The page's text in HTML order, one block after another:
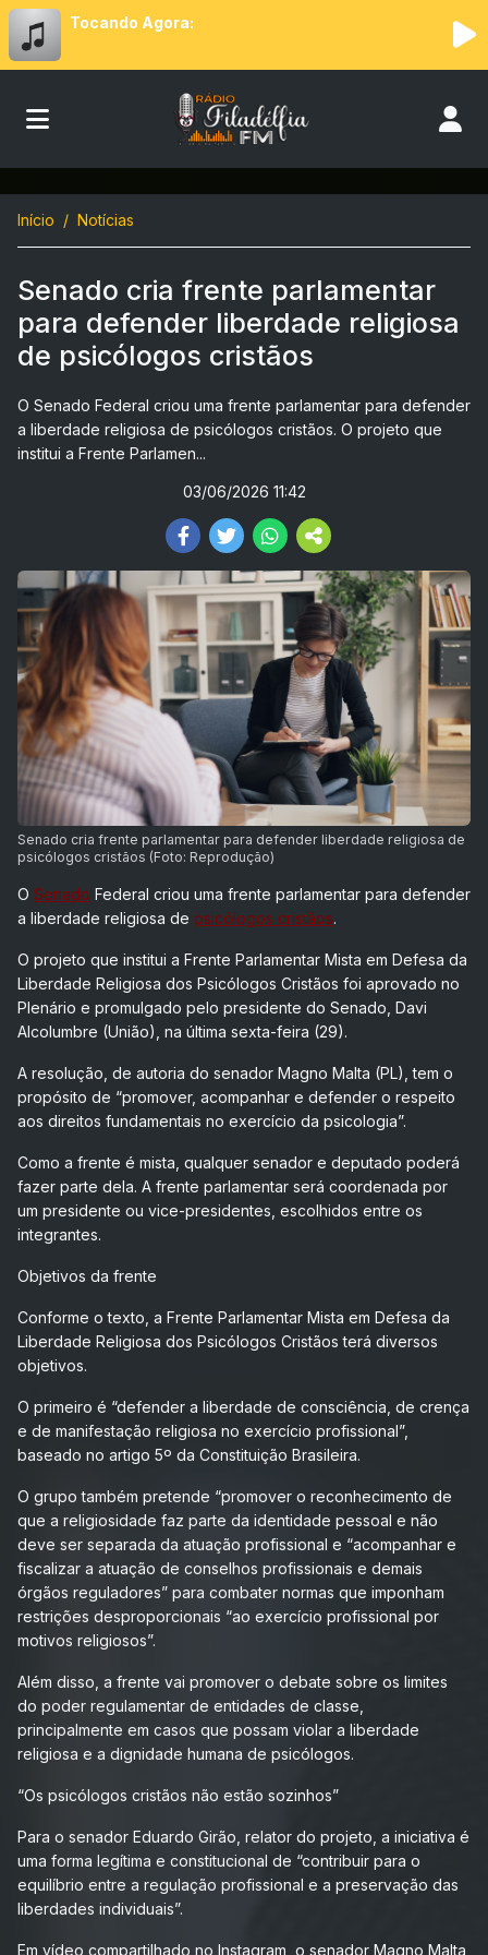
Tocando Agora:
Início Notícias
Senado cria frente parlamentar
para defender liberdade religiosa
de psicólogos cristãos
O Senado Federal criou uma frente parlamentar para defender
a liberdade religiosa de psicólogos cristãos. O projeto que
institui a Frente Parlamen...
03/06/2026 11:42
Senado cria frente parlamentar para defender liberdade religiosa de
psicólogos cristãos (Foto: Reprodução)
O Senado Federal criou uma frente parlamentar para defender
a liberdade religiosa de psicólogos cristãos.
O projeto que institui a Frente Parlamentar Mista em Defesa da
Liberdade Religiosa dos Psicólogos Cristãos foi aprovado no
Plenário e promulgado pelo presidente do Senado, Davi
Alcolumbre (União), na última sexta-feira (29).
A resolução, de autoria do senador Magno Malta (PL), tem o
propósito de “promover, acompanhar e defender o respeito
aos direitos fundamentais no exercício da psicologia”.
Como a frente é mista, qualquer senador e deputado poderá
fazer parte dela. A frente parlamentar será coordenada por
um presidente ou vice-presidentes, escolhidos entre os
integrantes.
Objetivos da frente
Conforme o texto, a Frente Parlamentar Mista em Defesa da
Liberdade Religiosa dos Psicólogos Cristãos terá diversos
objetivos.
O primeiro é “defender a liberdade de consciência, de crença
e de manifestação religiosa no exercício profissional”,
baseado no artigo 5º da Constituição Brasileira.
O grupo também pretende “promover o reconhecimento de
que a religiosidade faz parte da identidade pessoal e não
deve ser separada da atuação profissional e “acompanhar e
fiscalizar a atuação de conselhos profissionais e demais
órgãos reguladores” para combater normas que imponham
restrições desproporcionais “ao exercício profissional por
motivos religiosos”.
Além disso, a frente vai promover o debate sobre os limites
do poder regulamentar de entidades de classe,
principalmente em casos que possam violar a liberdade
religiosa e a dignidade humana de psicólogos.
“Os psicólogos cristãos não estão sozinhos”
Para o senador Eduardo Girão, relator do projeto, a iniciativa é
uma forma legítima e constitucional de “contribuir para o
equilíbrio entre a regulação profissional e a preservação das
liberdades individuais”.
Em vídeo compartilhado no Instagram, o senador Magno Malta